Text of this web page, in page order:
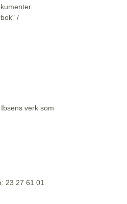
/
verk som
23 27 61 01